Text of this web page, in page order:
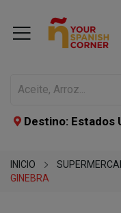
Destino: Estados
INICIO
GINEBRA